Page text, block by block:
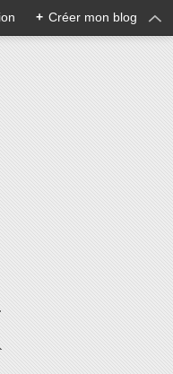
+ Créer mon blog